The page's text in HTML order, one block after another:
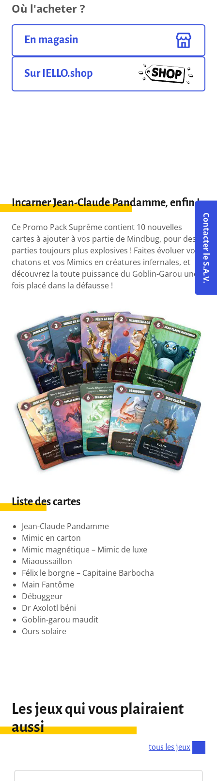
Où l'acheter ?
En magasin
Sur IELLO.shop
Incarner Jean-Claude Pandamme, enfin !
Ce Promo Pack Suprême contient 10 nouvelles
cartes à ajouter à vos partie de Mindbug, pour des
parties toujours plus explosives ! Faites évoluer vos
chatons et vos Mimics en créatures infernales, et
découvrez la toute puissance du Goblin-Garou une
fois placé dans la défausse !
Liste des cartes
Jean-Claude Pandamme
Mimic en carton
Mimic magnétique – Mimic de luxe
Miaoussaillon
Félix le borgne – Capitaine Barbocha
Main Fantôme
Débuggeur
Dr Axolotl béni
Goblin-garou maudit
Ours solaire
Les jeux qui vous plairaient
aussi
tous les jeux
Contacter le S.A.V.